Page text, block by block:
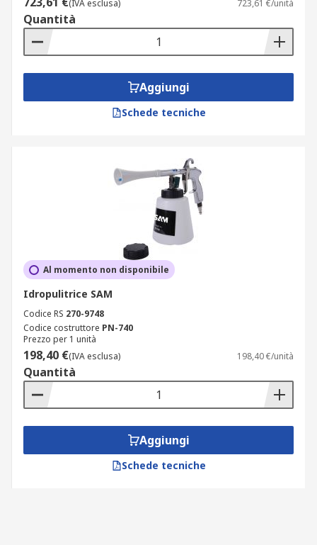
(IVA esclusa) 723,61 €/unità
Quantità
Aggiungi
Schede tecniche
Al momento non disponibile
Idropulitrice SAM
Codice RS 270-9748
Codice costruttore PN-740
Prezzo per 1 unità
198,40 €(IVA esclusa) 198,40 €/unità
Quantità
Aggiungi
Schede tecniche